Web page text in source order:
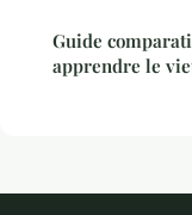
Guide
apprendre le